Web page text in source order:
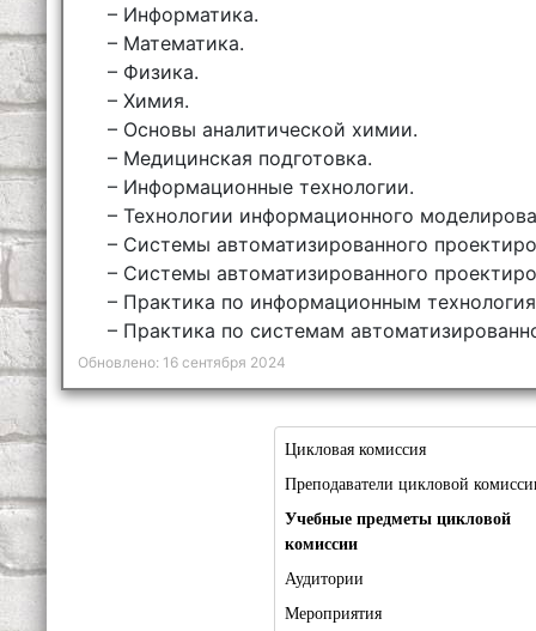
– Информатика.
– Математика.
– Физика.
– Химия.
– Основы аналитической химии.
– Медицинская подготовка.
– Информационные технологии.
– Технологии информационного
– Системы автоматизированного
– Системы автоматизированного
– Практика по информационным
– Практика по системам
Обновлено: 16 сентября 2024
Цикловая комиссия
Преподаватели цикловой
Учебные предметы цикловой
комиссии
Аудитории
Мероприятия